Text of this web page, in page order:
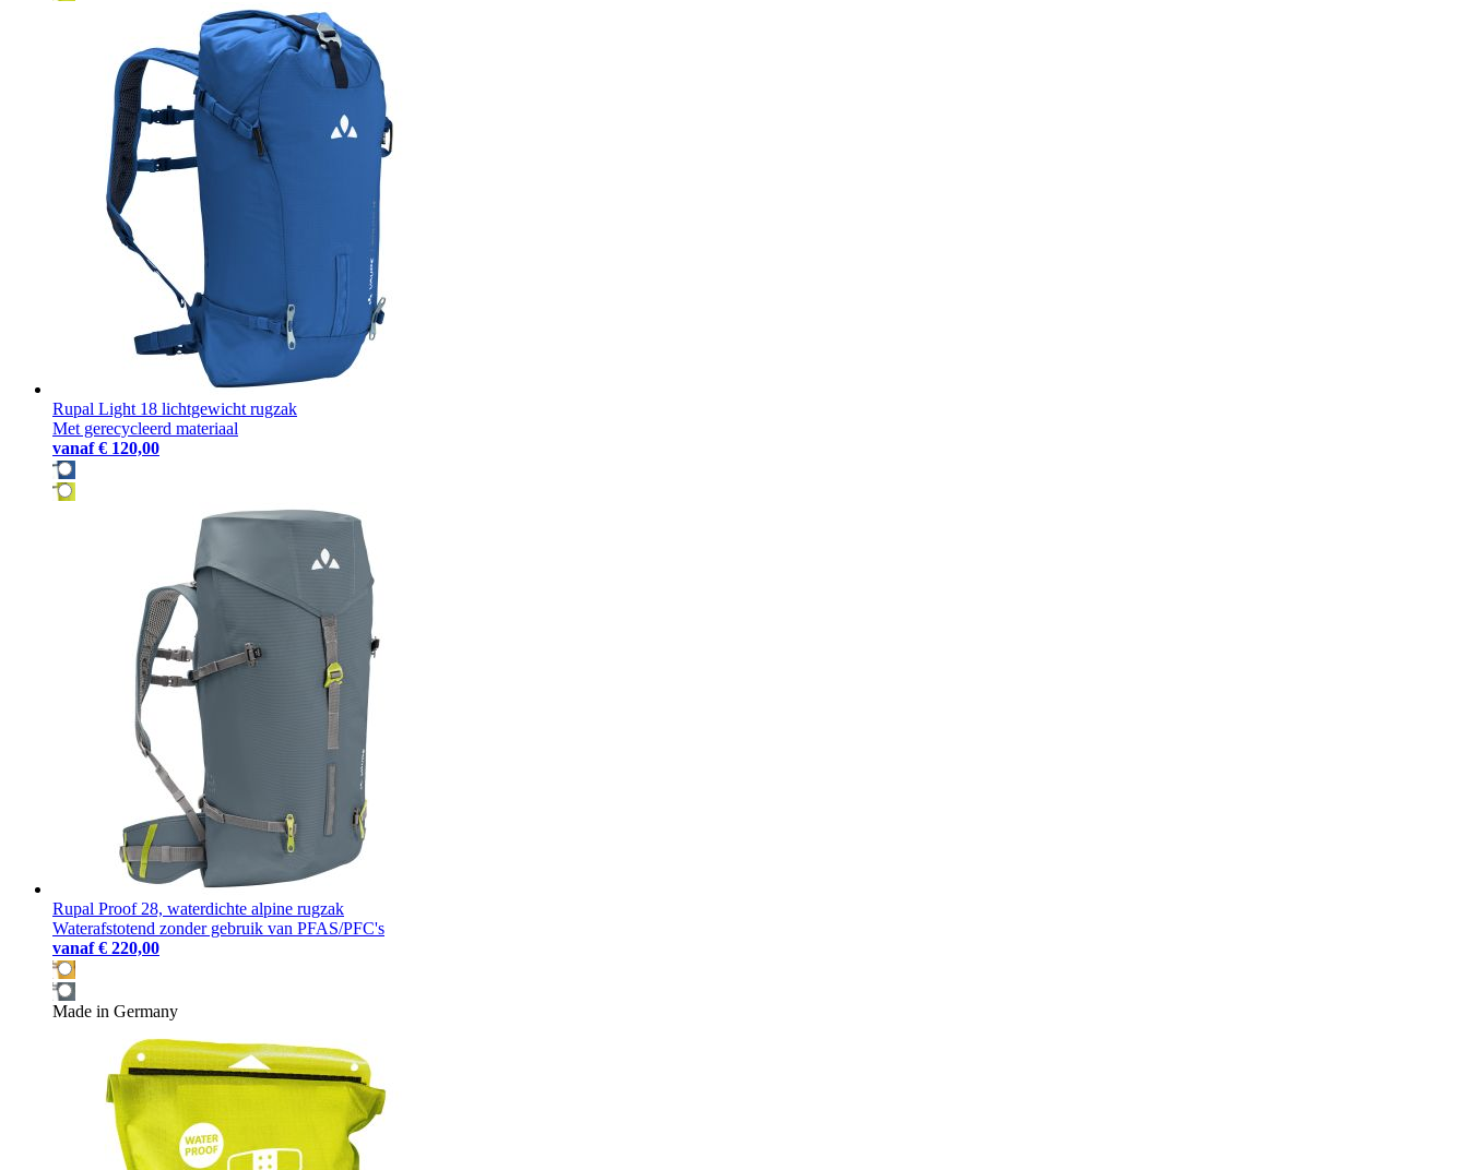
Rupal Light 18 lichtgewicht rugzak
Met gerecycleerd materiaal
vanaf € 120,00
Rupal Proof 28, waterdichte alpine rugzak
Waterafstotend zonder gebruik van PFAS/PFC's
vanaf € 220,00
Made in Germany